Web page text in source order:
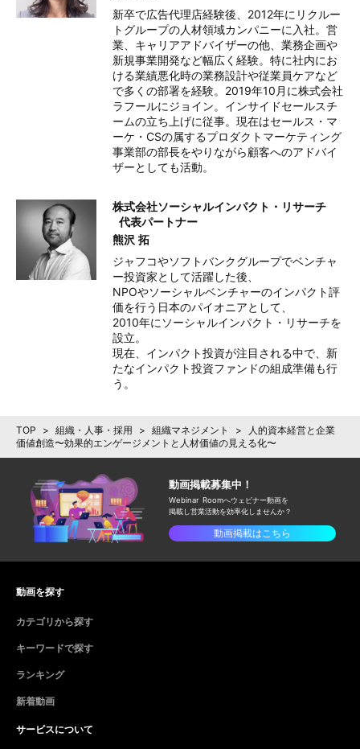
新卒で広告代理店経験後、2012年にリクルー
トグループの人材領域カンパニーに入社。営
業、キャリアアドバイザーの他、業務企画や
新規事業開発など幅広く経験。特に社内にお
ける業績悪化時の業務設計や従業員ケアなど
で多くの部署を経験。2019年10月に株式会社
ラフールにジョイン。インサイドセールスチ
ームの立ち上げに従事。現在はセールス・マ
ーケ・CSの属するプロダクトマーケティング
事業部の部長をやりながら顧客へのアドバイ
ザーとしても活動。
株式会社ソーシャルインパクト・リサーチ
代表パートナー
熊沢 拓
ジャフコやソフトバンクグループでベンチャ
ー投資家として活躍した後、
NPOやソーシャルベンチャーのインパクト評
価を行う日本のパイオニアとして、
2010年にソーシャルインパクト・リサーチを
設立。
現在、インパクト投資が注目される中で、新
たなインパクト投資ファンドの組成準備も行
う。
TOP > 組織・人事・採用 > 組織マネジメント >
人的資本経営と企業
価値創造〜効果的エンゲージメントと人材価値の見える化〜
動画掲載募集中！
Webinar Roomへウェビナー動画を
掲載し営業活動を効率化しませんか？
動画掲載はこちら
動画を探す
カテゴリから探す
キーワードで探す
ランキング
新着動画
サービスについて